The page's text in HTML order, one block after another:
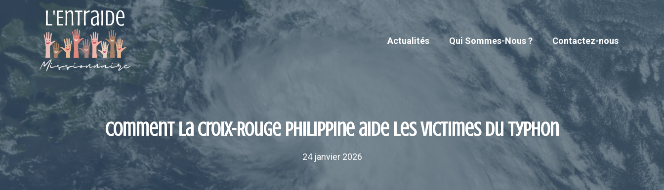
contenu
Actualités Qui Sommes-Nous ? Contactez-nous
Comment la Croix-Rouge philippine aide les victimes du typhon
24 janvier 2026